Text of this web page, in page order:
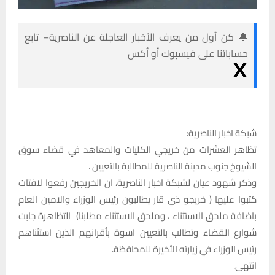
🔔 كن أول من يعرف الأخبار العاجلة عن الناصرية– تابع
حساباتنا على فيسبوك أو أكس
شبكة اخبار الناصرية:
تظاهر العشرات من خريجي الكليات والمعاهد في قضاء سوق
الشيوخ جنوب مدينة الناصرية للمطالبة بالتعيين .
وذكر شهود عيان لشبكة اخبار الناصرية، ان الخريجين رفعوا لافتات
كتبوا عليها ( خريجو ذي قار يطالبون رئيس الوزراء والامين العام
باضافة ملحق الاستثناء ، وملحق الاستثناء مطلبنا) التظاهرة جابت
شوارع القضاء وتطالب بالتعيين اسوة بأقرانهم الذين استثناهم
رئيس الوزراء في زيارته الأخيرة للمحافظة.
انتهى.